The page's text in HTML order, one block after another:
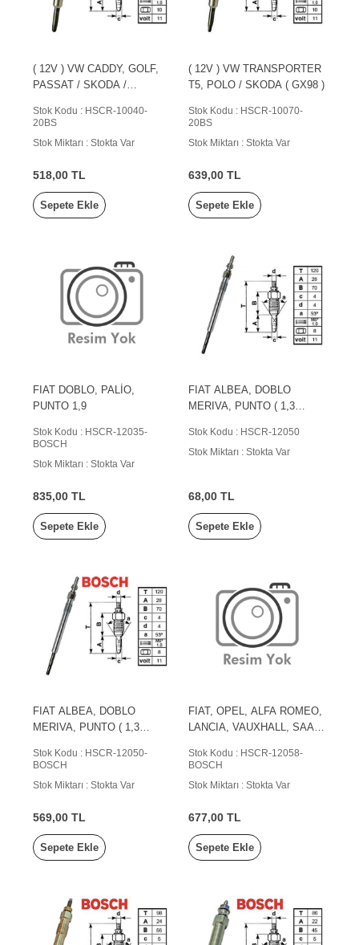
( 12V ) VW CADDY, GOLF,
PASSAT / SKODA /
Stok Kodu : HSCR-10040-
20BS
Stok Miktarı : Stokta Var
518,00 TL
Sepete Ekle
( 12V ) VW TRANSPORTER
T5, POLO / SKODA ( GX98 )
Stok Kodu : HSCR-10070-
20BS
Stok Miktarı : Stokta Var
639,00 TL
Sepete Ekle
FIAT DOBLO, PALİO,
PUNTO 1,9
Stok Kodu : HSCR-12035-
BOSCH
Stok Miktarı : Stokta Var
835,00 TL
Sepete Ekle
FIAT ALBEA, DOBLO
MERIVA, PUNTO ( 1,3
Stok Kodu : HSCR-12050
Stok Miktarı : Stokta Var
68,00 TL
Sepete Ekle
FIAT ALBEA, DOBLO
MERIVA, PUNTO ( 1,3
Stok Kodu : HSCR-12050-
BOSCH
Stok Miktarı : Stokta Var
569,00 TL
Sepete Ekle
FIAT, OPEL, ALFA ROMEO,
LANCIA, VAUXHALL, SAAB
Stok Kodu : HSCR-12058-
BOSCH
Stok Miktarı : Stokta Var
677,00 TL
Sepete Ekle